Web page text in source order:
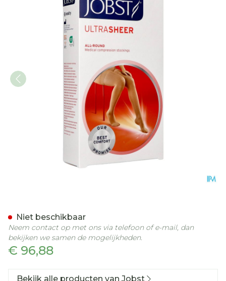
€ 96,88
Niet beschikbaar
Neem contact op met ons via telefoon of e-mail, dan
bekijken we samen de mogelijkheden.
Bekijk alle producten van Jobst